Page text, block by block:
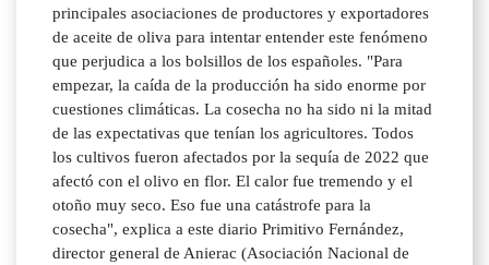
principales asociaciones de productores y exportadores
de aceite de oliva para intentar entender este fenómeno
que perjudica a los bolsillos de los españoles. "Para
empezar, la caída de la producción ha sido enorme por
cuestiones climáticas. La cosecha no ha sido ni la mitad
de las expectativas que tenían los agricultores. Todos
los cultivos fueron afectados por la sequía de 2022 que
afectó con el olivo en flor. El calor fue tremendo y el
otoño muy seco. Eso fue una catástrofe para la
cosecha", explica a este diario Primitivo Fernández,
director general de Anierac (Asociación Nacional de